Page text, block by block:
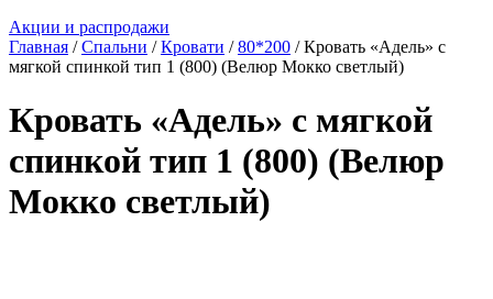
Акции и распродажи
Главная /Спальни /Кровати /80*200 / Кровать «Адель» с
мягкой спинкой тип 1 (800) (Велюр Мокко светлый)
Кровать «Адель» с мягкой
спинкой тип 1 (800) (Велюр
Мокко светлый)